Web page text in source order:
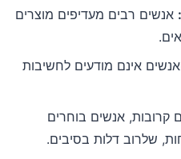
אנשים רבים מעדיפים מוצרים
אינם מודעים לחשיבות
קרובות, אנשים בוחרים
שלרוב דלות בסיבים.